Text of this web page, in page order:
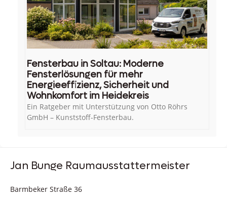
Fensterbau in Soltau: Moderne
Fensterlösungen für mehr
Energieeffizienz, Sicherheit und
Wohnkomfort im Heidekreis
Ein Ratgeber mit Unterstützung von Otto Röhrs
GmbH – Kunststoff-Fensterbau.
Jan Bunge Raumausstattermeister
Barmbeker Straße 36